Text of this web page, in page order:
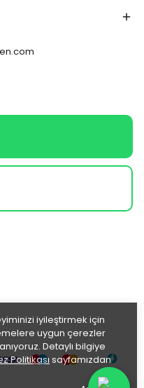
iyileştirmek için
uygun çerezler
Detaylı bilgiye
Politikası sayfamızdan